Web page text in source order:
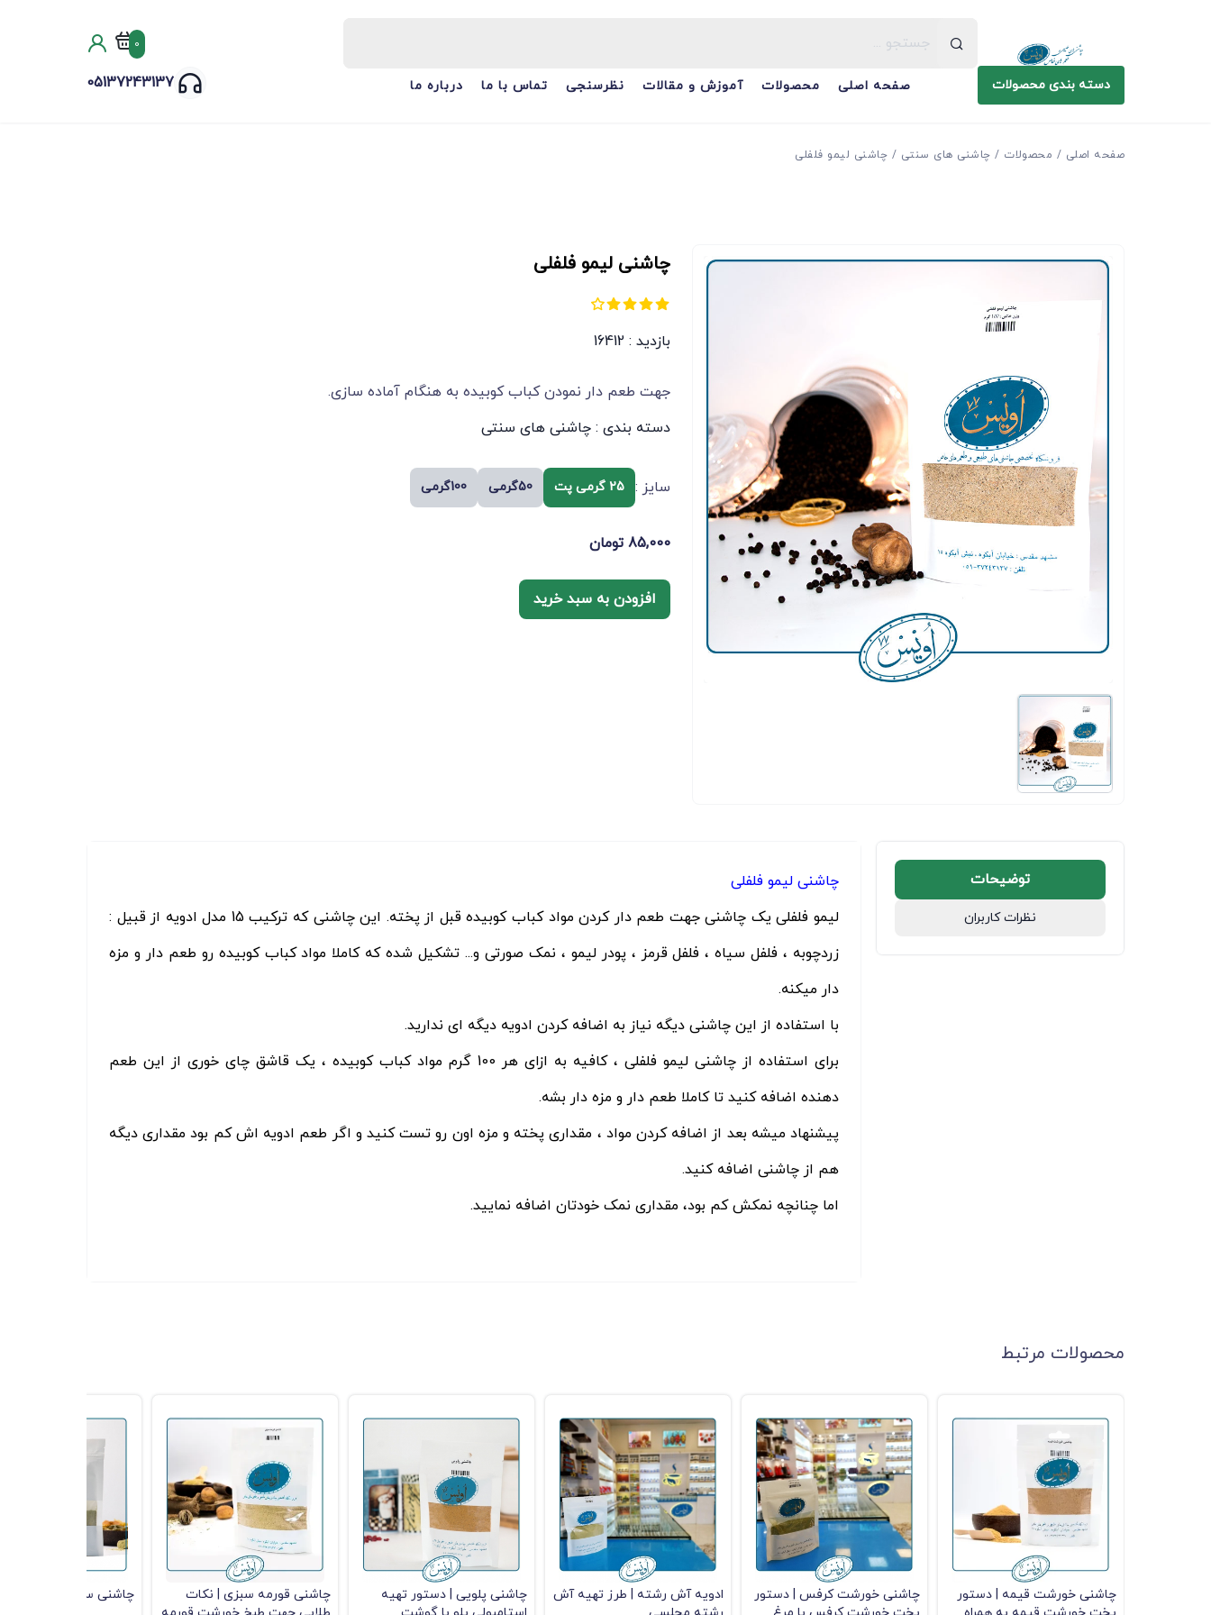
دسته بندی محصولات صفحه اصلی محصولات آموزش و مقالات نظرسنجی تماس با ما درباره ما
0
05137243137
صفحه اصلی محصولات چاشنی های سنتی چاشنی لیمو فلفلی
چاشنی لیمو فلفلی
بازدید : 16412
جهت طعم دار نمودن کباب کوبیده به هنگام آماده سازی.
دسته بندی : چاشنی های سنتی
سایز : 25 گرمی پت 50گرمی 100گرمی
85,000 تومان
افزودن به سبد خرید
توضیحات
نظرات کاربران
چاشنی لیمو فلفلی
لیمو فلفلی یک چاشنی جهت طعم دار کردن مواد کباب کوبیده قبل از پخته. این چاشنی که ترکیب 15 مدل ادویه از قبیل :
زردچوبه ، فلفل سیاه ، فلفل قرمز ، پودر لیمو ، نمک صورتی و... تشکیل شده که کاملا مواد کباب کوبیده رو طعم دار و مزه
دار میکنه.
با استفاده از این چاشنی دیگه نیاز به اضافه کردن ادویه دیگه ای ندارید.
برای استفاده از چاشنی لیمو فلفلی ، کافیه به ازای هر 100 گرم مواد کباب کوبیده ، یک قاشق چای خوری از این طعم
دهنده اضافه کنید تا کاملا طعم دار و مزه دار بشه.
پیشنهاد میشه بعد از اضافه کردن مواد ، مقداری پخته و مزه اون رو تست کنید و اگر طعم ادویه اش کم بود مقداری دیگه
هم از چاشنی اضافه کنید.
اما چنانچه نمکش کم بود، مقداری نمک خودتان اضافه نمایید.
محصولات مرتبط
چاشنی خورشت قیمه | دستور
چاشنی خورشت کرفس | دستور
ادویه آش رشته | طرز تهیه آش
چاشنی پلویی | دستور تهیه
چاشنی قورمه سبزی | نکات
چاشنی سیر و سبزیجات